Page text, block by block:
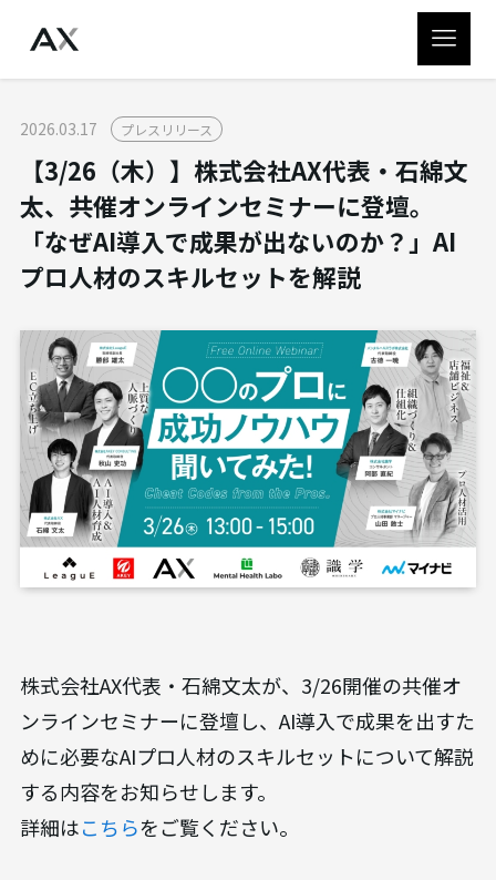
2026.03.17 プレスリリース
【3/26（木）】株式会社AX代表・石綿文
太、共催オンラインセミナーに登壇。
「なぜAI導入で成果が出ないのか？」AI
プロ人材のスキルセットを解説
株式会社AX代表・石綿文太が、3/26開催の共催オ
ンラインセミナーに登壇し、AI導入で成果を出すた
めに必要なAIプロ人材のスキルセットについて解説
する内容をお知らせします。
詳細はこちらをご覧ください。